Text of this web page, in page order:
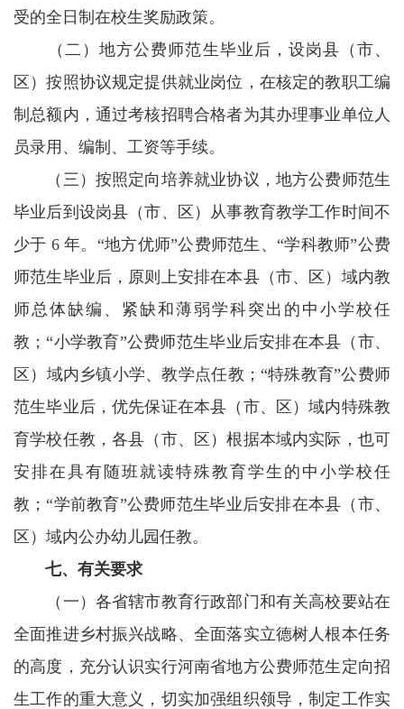
受的全日制在校生奖励政策。
（二）地方公费师范生毕业后，设岗县（市、
区）按照协议规定提供就业岗位，在核定的教职工编
制总额内，通过考核招聘合格者为其办理事业单位人
员录用、编制、工资等手续。
（三）按照定向培养就业协议，地方公费师范生
毕业后到设岗县（市、区）从事教育教学工作时间不
少于 6 年。“地方优师”公费师范生、“学科教师”公费
师范生毕业后，原则上安排在本县（市、区）域内教
师总体缺编、紧缺和薄弱学科突出的中小学校任
教；“小学教育”公费师范生毕业后安排在本县（市、
区）域内乡镇小学、教学点任教；“特殊教育”公费师
范生毕业后，优先保证在本县（市、区）域内特殊教
育学校任教，各县（市、区）根据本域内实际，也可
安排在具有随班就读特殊教育学生的中小学校任
教；“学前教育”公费师范生毕业后安排在本县（市、
区）域内公办幼儿园任教。
七、有关要求
（一）各省辖市教育行政部门和有关高校要站在
全面推进乡村振兴战略、全面落实立德树人根本任务
的高度，充分认识实行河南省地方公费师范生定向招
生工作的重大意义，切实加强组织领导，制定工作实